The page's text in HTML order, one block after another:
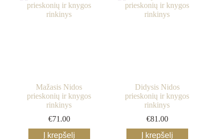
Mažasis Nidos
prieskonių ir knygos
rinkinys
€71.00
Į krepšelį
Didysis Nidos
prieskonių ir knygos
rinkinys
€81.00
Į krepšelį